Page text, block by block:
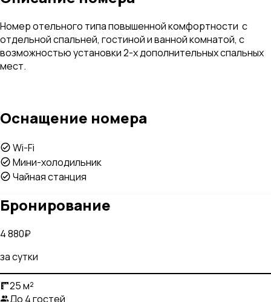
Номер отельного типа повышенной комфортности с
отдельной спальней, гостиной и ванной комнатой, с
возможностью установки 2-х дополнительных спальных
мест.
Оснащение номера
Wi-Fi
Мини-холодильник
Чайная станция
Бронирование
4 880₽
за сутки
25 м²
До 4 гостей